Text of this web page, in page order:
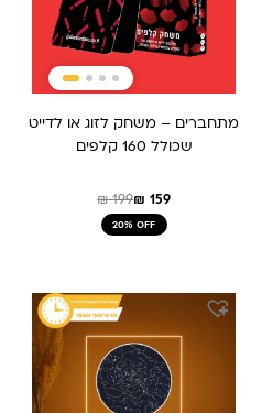
מתחברים – משחק לזוג או לדייט
שכולל 160 קלפים
₪199₪ 159
20% OFF
המחיר
היה:
המחיר
הוא: